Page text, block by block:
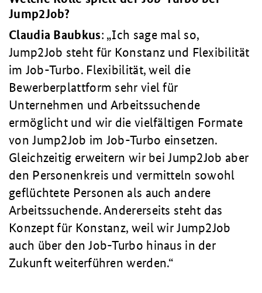
Jump2Job?
Claudia Baubkus: Ich sage mal so,
Jump2Job steht für Konstanz und Flexibilität
im Job-Turbo. Flexibilität, weil die
Bewerberplattform sehr viel für
Unternehmen und Arbeitssuchende
ermöglicht und wir die vielfältigen Formate
von Jump2Job im Job-Turbo einsetzen.
Gleichzeitig erweitern wir bei Jump2Job aber
den Personenkreis und vermitteln sowohl
geflüchtete Personen als auch andere
Arbeitssuchende. Andererseits steht das
Konzept für Konstanz, weil wir Jump2Job
auch über den Job-Turbo hinaus in der
Zukunft weiterführen werden.